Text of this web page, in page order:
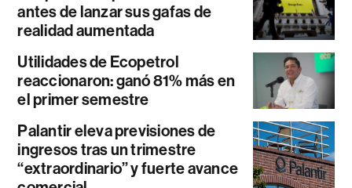
antes de lanzar sus gafas de
realidad aumentada
Utilidades de Ecopetrol
reaccionaron: ganó 81% más en
el primer semestre
Palantir eleva previsiones de
ingresos tras un trimestre
“extraordinario” y fuerte avance